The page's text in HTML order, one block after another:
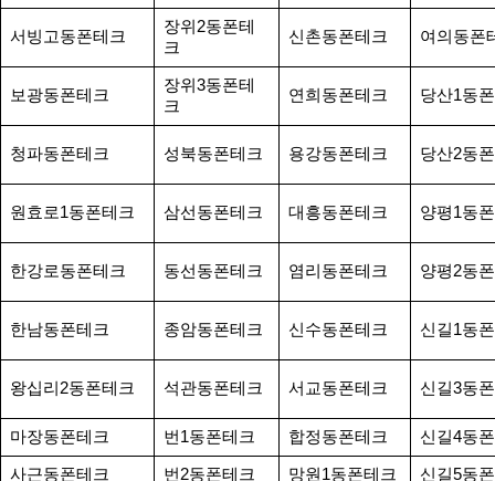
서빙고동폰테크
장위2동폰테
크
신촌동폰테크 여의동폰
보광동폰테크
장위3동폰테
크
연희동폰테크 당산1동
청파동폰테크 성북동폰테크 용강동폰테크 당산2동
원효로1동폰테크 삼선동폰테크 대흥동폰테크 양평1동
한강로동폰테크 동선동폰테크 염리동폰테크 양평2동
한남동폰테크 종암동폰테크 신수동폰테크 신길1동
왕십리2동폰테크 석관동폰테크 서교동폰테크 신길3동
마장동폰테크 번1동폰테크 합정동폰테크
신길4동
사근동폰테크
번2동폰테크 망원1동폰테크 신길5동